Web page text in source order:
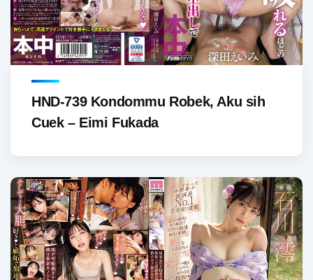
HND-739 Kondommu Robek, Aku sih
Cuek – Eimi Fukada